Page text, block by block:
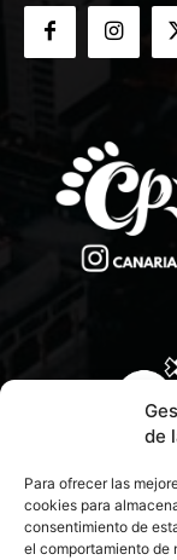
de
Para ofrecer las
cookies para
consentimiento de
el comportamiento de